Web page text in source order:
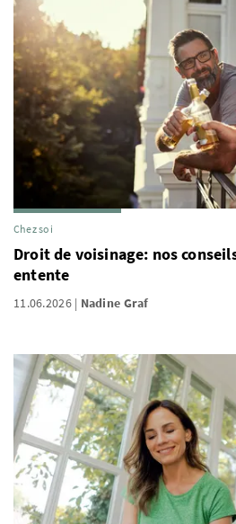
Chez soi
Droit de voisinage: nos
entente
11.06.2026 Nadine Graf